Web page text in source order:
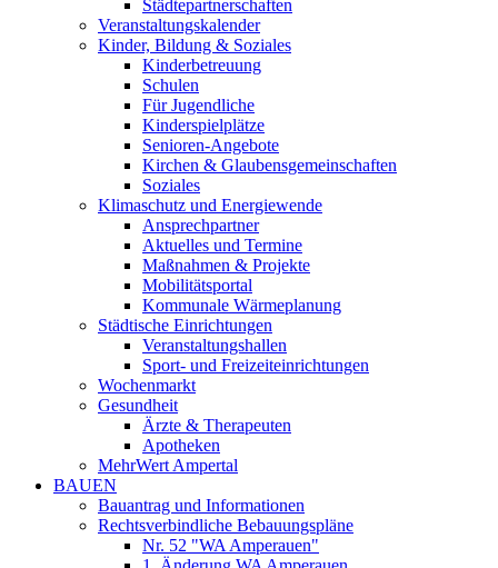
Städtepartnerschaften
Veranstaltungskalender
Kinder, Bildung & Soziales
Kinderbetreuung
Schulen
Für Jugendliche
Kinderspielplätze
Senioren-Angebote
Kirchen & Glaubensgemeinschaften
Soziales
Klimaschutz und Energiewende
Ansprechpartner
Aktuelles und Termine
Maßnahmen & Projekte
Mobilitätsportal
Kommunale Wärmeplanung
Städtische Einrichtungen
Veranstaltungshallen
Sport- und Freizeiteinrichtungen
Wochenmarkt
Gesundheit
Ärzte & Therapeuten
Apotheken
MehrWert Ampertal
BAUEN
Bauantrag und Informationen
Rechtsverbindliche Bebauungspläne
Nr. 52 "WA Amperauen"